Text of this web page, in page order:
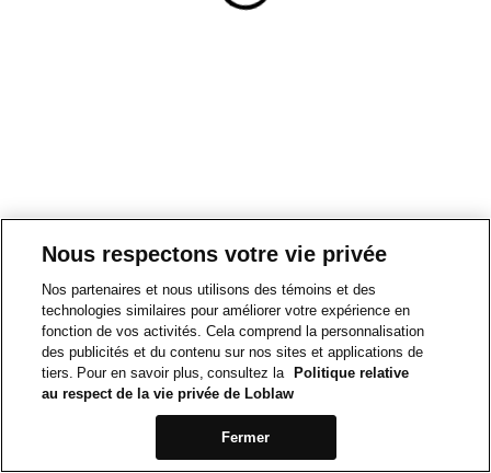
Nous respectons votre vie privée
Nos partenaires et nous utilisons des témoins et des
technologies similaires pour améliorer votre expérience en
fonction de vos activités. Cela comprend la personnalisation
des publicités et du contenu sur nos sites et applications de
tiers. Pour en savoir plus, consultez la
Politique relative
au respect de la vie privée de Loblaw
Fermer